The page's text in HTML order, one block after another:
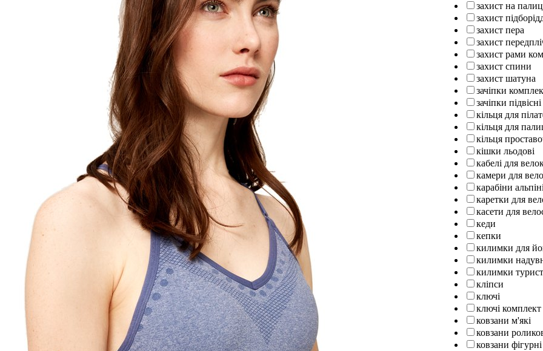
захист на
захист
захист пера
захист
захист рами
захист спини
захист шатуна
зачіпки
зачіпки підвісні
кільця для
кільця для
кільця
кішки льодові
кабелі для
камери для
карабіни
каретки для
касети для
кеди
кепки
килимки для
килимки
килимки
кліпси
ключі
ключі
ковзани м'які
ковзани
ковзани фігурні